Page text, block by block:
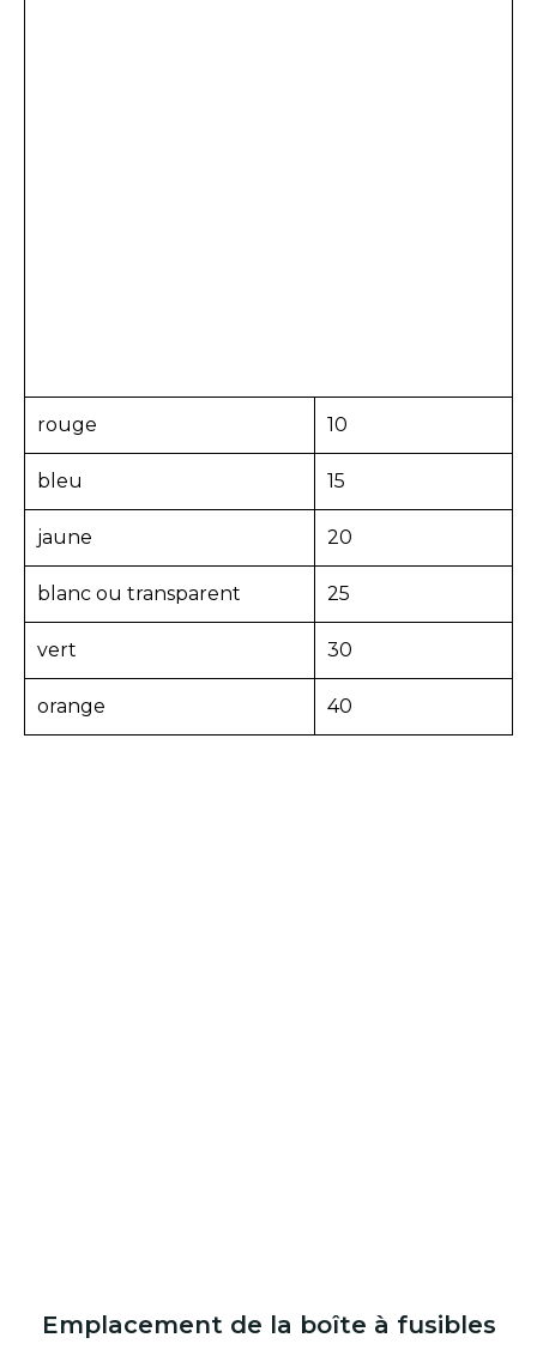
rouge 10
bleu 15
jaune 20
blanc ou transparent 25
vert 30
orange 40
Emplacement de la boîte à fusibles